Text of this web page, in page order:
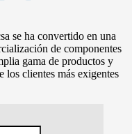
se ha convertido en una
de componentes
gama de productos y
los clientes más exigentes